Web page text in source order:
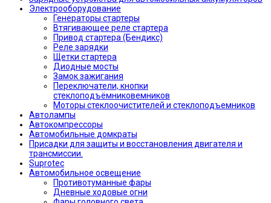
Электрооборудование
Генераторы стартеры
Втягивающее реле стартера
Привод стартера (Бендикс)
Реле зарядки
Щетки стартера
Диодные мосты
Замок зажигания
Переключатели, кнопки
стеклоподъёмниковемников
Моторы стеклоочистителей и стеклоподъемников
Автолампы
Автокомпрессоры
Автомобильные домкраты
Присадки для защиты и восстановления двигателя и
трансмиссии.
Suprotec
Автомобильное освещение
Противотуманные фары
Дневные ходовые огни